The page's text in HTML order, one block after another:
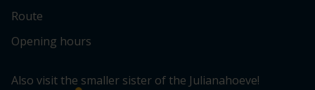
Route
Opening hours
Also visit the smaller sister of the Julianahoeve!